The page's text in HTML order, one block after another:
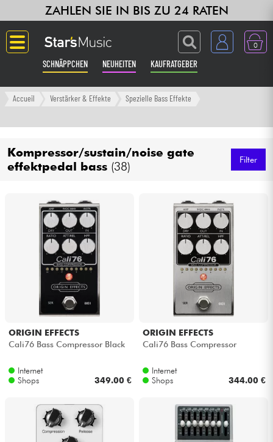
ZAHLEN SIE IN BIS ZU 24 RATEN
0
SCHNÄPPCHEN NEUHEITEN KAUFRATGEBER
Langue
Verstärker & Effekte
Synths & samplers
Studio
Kopfhörer
Mikros
DJ
Licht
Accueil Verstärker & Effekte Spezielle Bass Effekte
Kompressor/sustain/noise gate
effektpedal bass (38) Filter
ORIGIN EFFECTS
Cali76 Bass Compressor Black
Internet
Shops
349.00 €
ORIGIN EFFECTS
Cali76 Bass Compressor
Internet
Shops
344.00 €